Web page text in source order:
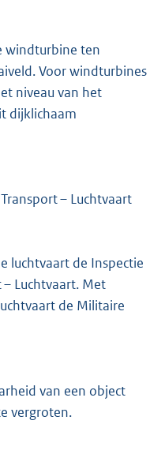
windturbine ten
Voor windturbines
niveau van het
dijklichaam
– Luchtvaart
luchtvaart de Inspectie
Luchtvaart. Met
de Militaire
van een object
vergroten.